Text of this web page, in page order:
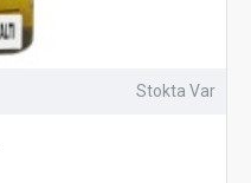
Stokta Var